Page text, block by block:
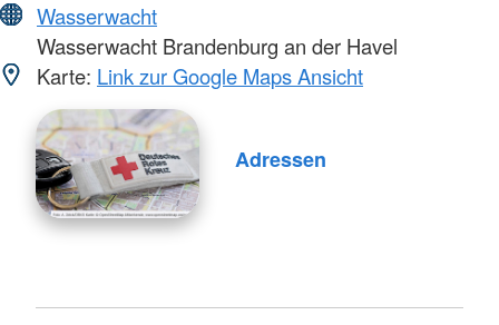
Wasserwacht
Wasserwacht Brandenburg an der Havel
Karte: Link zur Google Maps Ansicht
Adressen